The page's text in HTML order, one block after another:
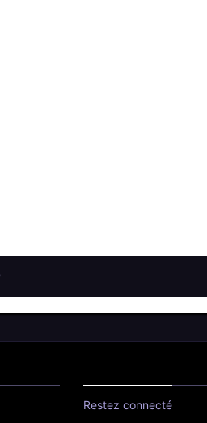
Restez connecté